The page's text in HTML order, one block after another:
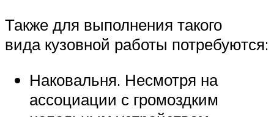
Также для выполнения такого
вида кузовной работы потребуются:
Наковальня. Несмотря на
ассоциации с громоздким